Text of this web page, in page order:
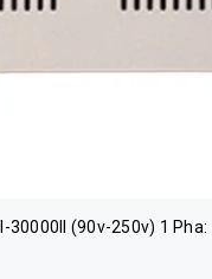
30000II (90v-250v) 1 Pha: